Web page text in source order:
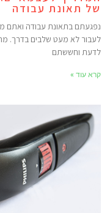
תאונת עבודה
בתאונת עבודה ואתם
לא מעט שלבים בדרך.
וחששתם
עוד »